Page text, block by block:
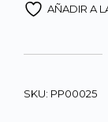
AÑADIR A
SKU: PP00025